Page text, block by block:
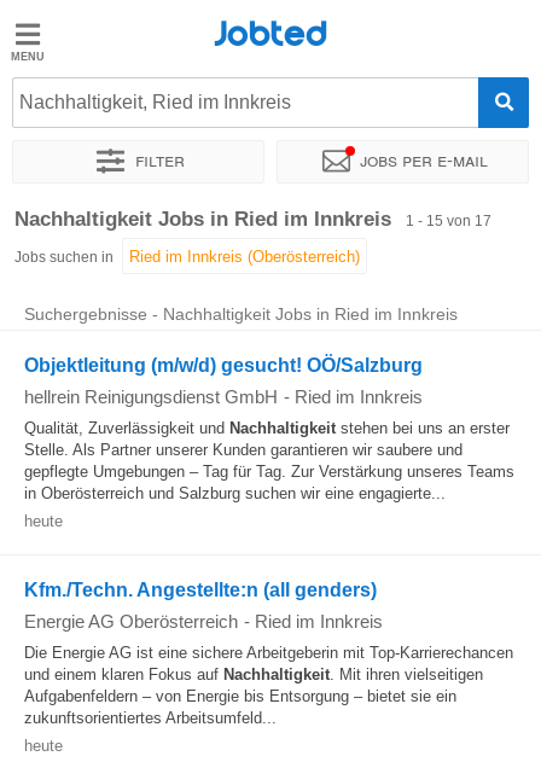
Jobted
Jobs
Jobted
Nachhaltigkeit, Ried im Innkreis
Filter Jobs per e-mail
Sortieren nach Genauer Standort Unternehmen
Nachhaltigkeit Jobs in Ried im Innkreis 1 - 15 von 17
Jobs suchen in
Suchergebnisse - Nachhaltigkeit Jobs in Ried im Innkreis
Objektleitung (m/w/d) gesucht! OÖ/Salzburg
hellrein Reinigungsdienst GmbH - Ried im Innkreis
Qualität, Zuverlässigkeit und Nachhaltigkeitstehen bei uns an erster
Stelle. Als Partner unserer Kunden garantieren wir saubere und
gepflegte Umgebungen – Tag für Tag. Zur Verstärkung unseres Teams
in Oberösterreich und Salzburg suchen wir eine engagierte...
heute
Kfm./Techn. Angestellte:n (all genders)
Energie AG Oberösterreich - Ried im Innkreis
Die Energie AG ist eine sichere Arbeitgeberin mit Top-Karrierechancen
und einem klaren Fokus auf Nachhaltigkeit. Mit ihren vielseitigen
Aufgabenfeldern – von Energie bis Entsorgung – bietet sie ein
zukunftsorientiertes Arbeitsumfeld...
heute